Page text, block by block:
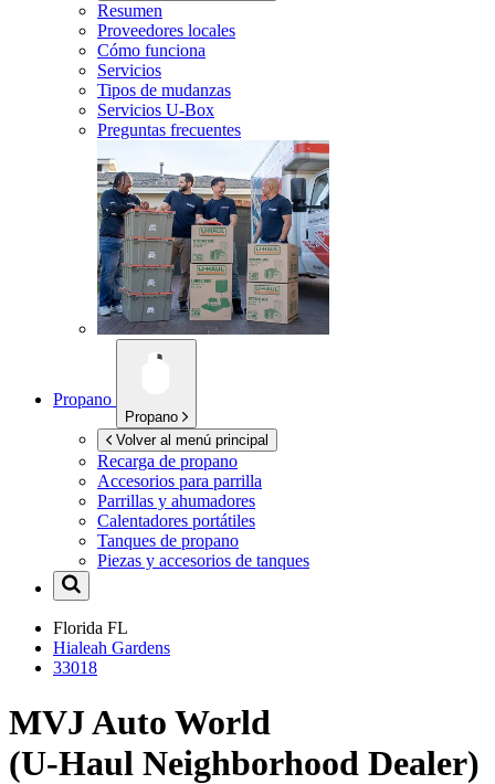
Resumen
Proveedores locales
Cómo funciona
Servicios
Tipos de mudanzas
Servicios U-Box
Preguntas frecuentes
Propano
Propano
Volver al menú principal
Recarga de propano
Accesorios para parrilla
Parrillas y ahumadores
Calentadores portátiles
Tanques de propano
Piezas y accesorios de tanques
Florida FL
Hialeah Gardens
33018
MVJ Auto World
(U-Haul Neighborhood Dealer)